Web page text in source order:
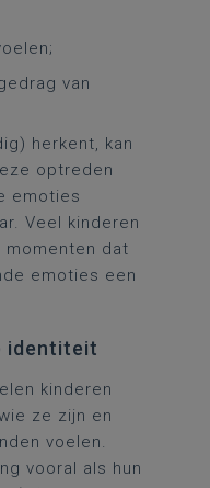
van
herkent, kan
optreden
emoties
Veel kinderen
momenten dat
emoties een
identiteit
kinderen
ze zijn en
voelen.
vooral als hun